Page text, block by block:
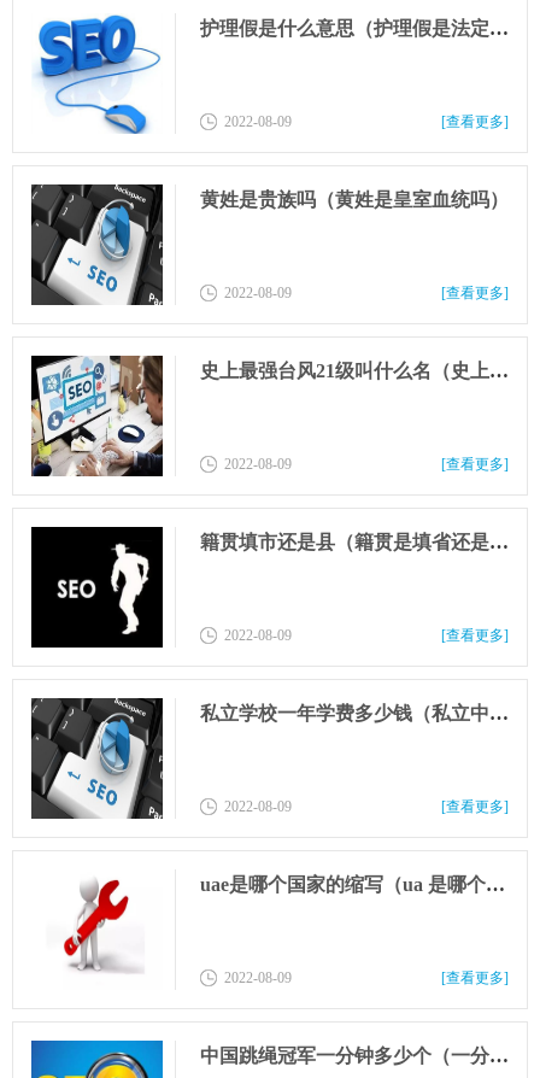
护理假是什么意思（护理假是法定假吗）
2022-08-09 [查看更多]
黄姓是贵族吗（黄姓是皇室血统吗）
2022-08-09 [查看更多]
史上最强台风21级叫什么名（史上最强台风21级叫什么名泰培台风）
2022-08-09 [查看更多]
籍贯填市还是县（籍贯是填省还是市还是县）
2022-08-09 [查看更多]
私立学校一年学费多少钱（私立中学一年学费多少钱）
2022-08-09 [查看更多]
uae是哪个国家的缩写（ua 是哪个国家的缩写）
2022-08-09 [查看更多]
中国跳绳冠军一分钟多少个（一分钟跳绳世界冠军是多少个）